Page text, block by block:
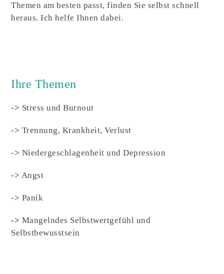
Themen am besten passt, finden Sie selbst schnell
heraus. Ich helfe Ihnen dabei.
Ihre Themen
-> Stress und Burnout
-> Trennung, Krankheit, Verlust
-> Niedergeschlagenheit und Depression
-> Angst
-> Panik
-> Mangelndes Selbstwertgefühl und
Selbstbewusstsein